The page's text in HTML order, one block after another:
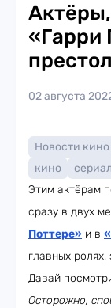
«Гарри
02 августа
Новости кино
кино
Этим актёрам
сразу в двух
Поттере» и в
главных
Давай
Осторожно,